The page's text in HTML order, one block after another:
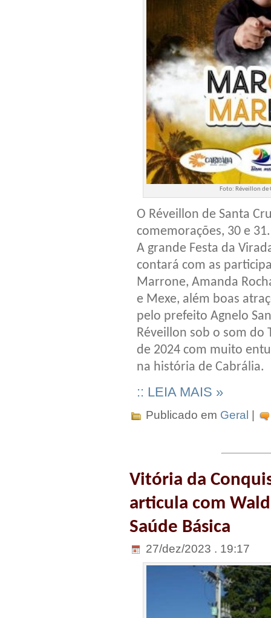
Foto: Réveillon de
O Réveillon de Santa
comemorações, 30 e 31.
A grande Festa da
contará com as
Marrone, Amanda
e Mexe, além boas
pelo prefeito Agnelo
Réveillon sob o som do
de 2024 com muito
na história de Cabrália.
:: LEIA MAIS »
Publicado em Geral |
Vitória da
articula com
Saúde Básica
27/dez/2023 . 19:17